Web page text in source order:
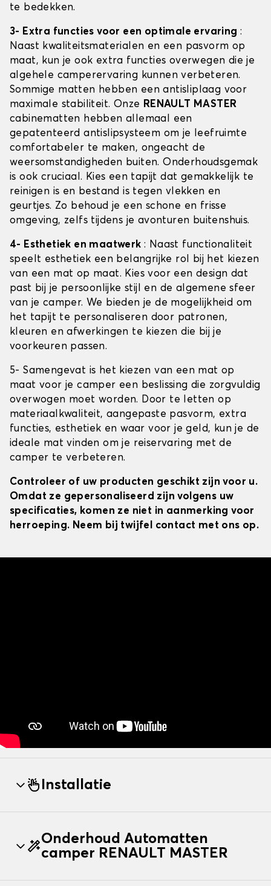
te bedekken.
3- Extra functies voor een optimale ervaring :
Naast kwaliteitsmaterialen en een pasvorm op
maat, kun je ook extra functies overwegen die je
algehele camperervaring kunnen verbeteren.
Sommige matten hebben een antisliplaag voor
maximale stabiliteit. Onze RENAULT MASTER
cabinematten hebben allemaal een
gepatenteerd antislipsysteem om je leefruimte
comfortabeler te maken, ongeacht de
weersomstandigheden buiten. Onderhoudsgemak
is ook cruciaal. Kies een tapijt dat gemakkelijk te
reinigen is en bestand is tegen vlekken en
geurtjes. Zo behoud je een schone en frisse
omgeving, zelfs tijdens je avonturen buitenshuis.
4- Esthetiek en maatwerk : Naast functionaliteit
speelt esthetiek een belangrijke rol bij het kiezen
van een mat op maat. Kies voor een design dat
past bij je persoonlijke stijl en de algemene sfeer
van je camper. We bieden je de mogelijkheid om
het tapijt te personaliseren door patronen,
kleuren en afwerkingen te kiezen die bij je
voorkeuren passen.
5- Samengevat is het kiezen van een mat op
maat voor je camper een beslissing die zorgvuldig
overwogen moet worden. Door te letten op
materiaalkwaliteit, aangepaste pasvorm, extra
functies, esthetiek en waar voor je geld, kun je de
ideale mat vinden om je reiservaring met de
camper te verbeteren.
Controleer of uw producten geschikt zijn voor u.
Omdat ze gepersonaliseerd zijn volgens uw
specificaties, komen ze niet in aanmerking voor
herroeping. Neem bij twijfel contact met ons op.
Installatie
Onderhoud Automatten
camper RENAULT MASTER